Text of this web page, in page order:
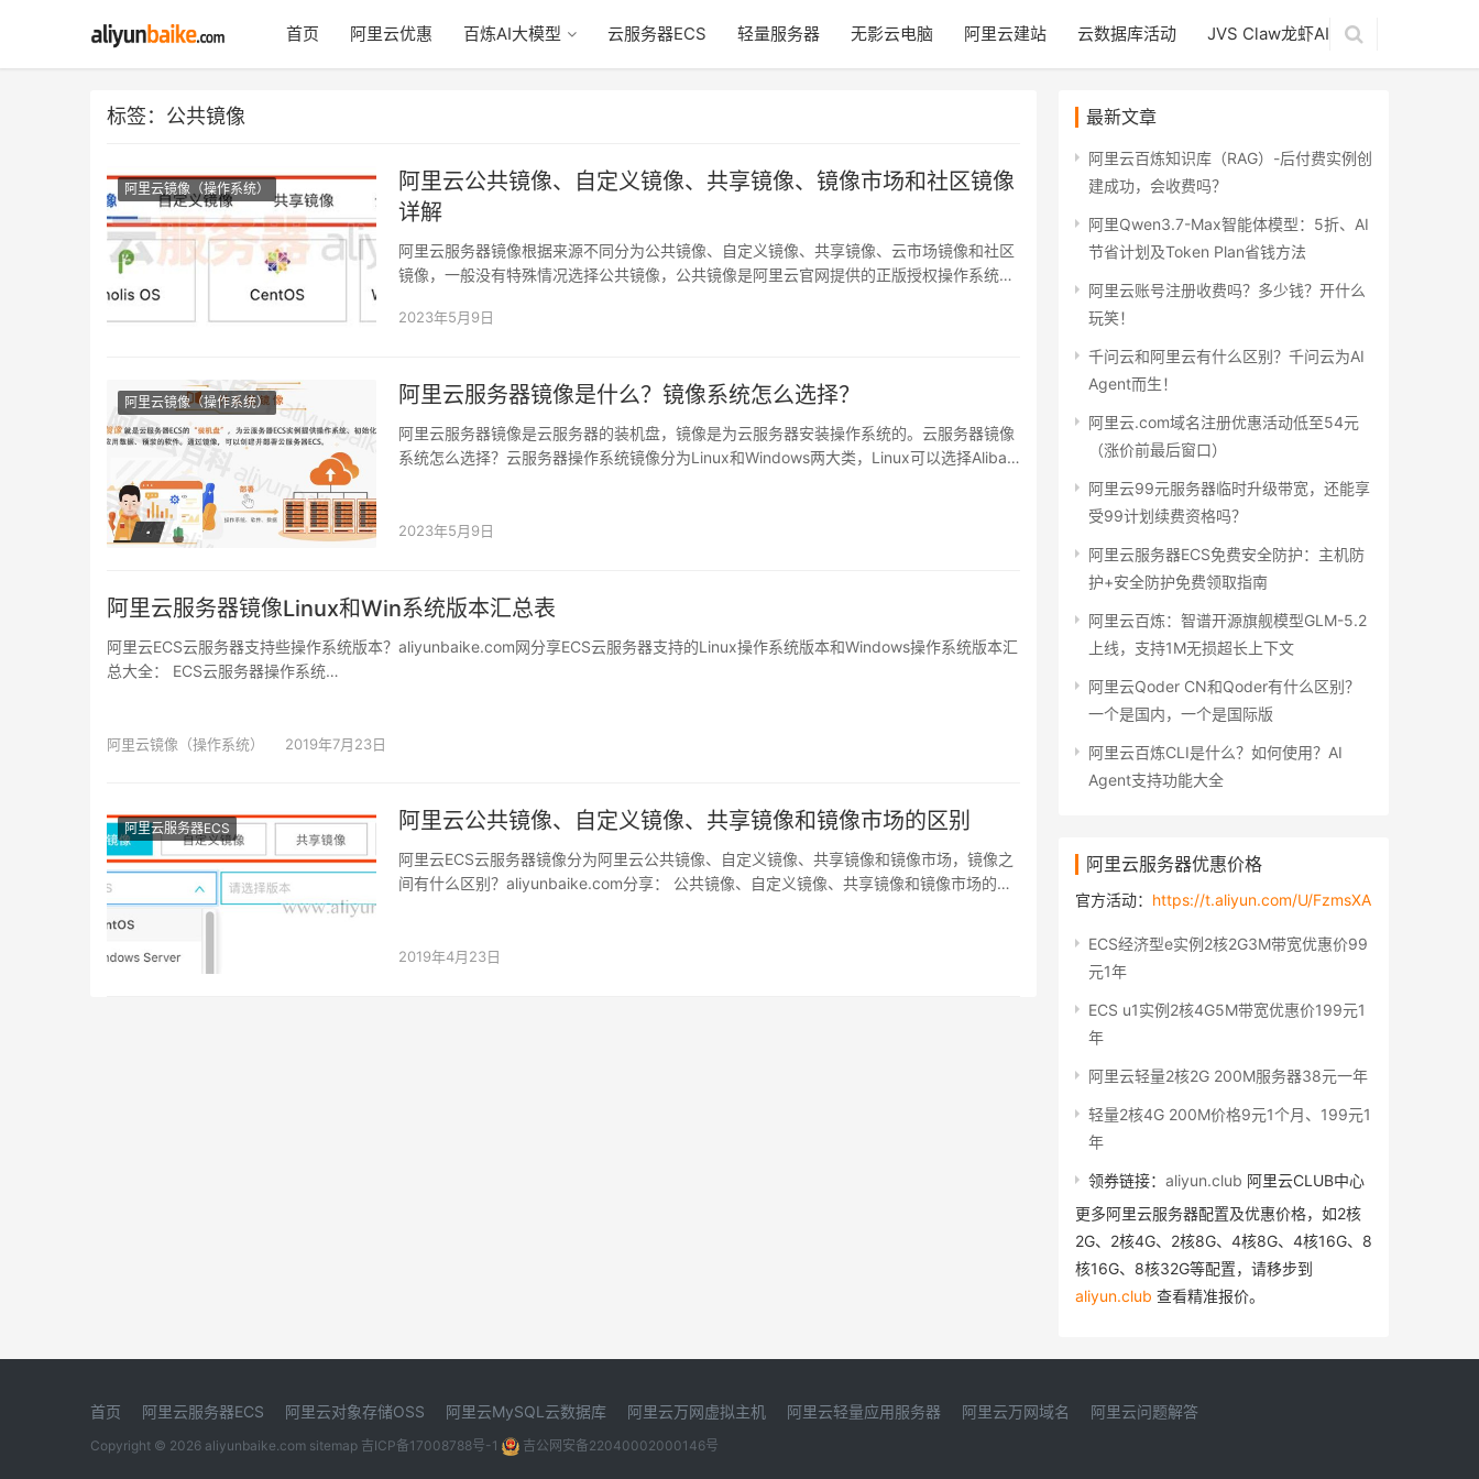
首页 阿里云优惠 百炼AI大模型 云服务器ECS 轻量服务器 无影云电脑 阿里云建站 云数据库活动 JVS Claw龙虾AI
标签：公共镜像
阿里云镜像（操作系统）
阿里云公共镜像、自定义镜像、共享镜像、镜像市场和社区镜像
详解
阿里云服务器镜像根据来源不同分为公共镜像、自定义镜像、共享镜像、云市场镜像和社区
镜像，一般没有特殊情况选择公共镜像，公共镜像是阿里云官网提供的正版授权操作系统，
2023年5月9日
阿里云镜像（操作系统） 阿里云服务器镜像是什么？镜像系统怎么选择？
阿里云服务器镜像是云服务器的装机盘，镜像是为云服务器安装操作系统的。云服务器镜像
系统怎么选择？云服务器操作系统镜像分为Linux和Windows两大类，Linux可以选择Aliba…
2023年5月9日
阿里云服务器镜像Linux和Win系统版本汇总表
阿里云ECS云服务器支持些操作系统版本？aliyunbaike.com网分享ECS云服务器支持的Linux操作系统版本和Windows操作系统版本汇
总大全： ECS云服务器操作系统…
阿里云镜像（操作系统） 2019年7月23日
阿里云服务器ECS 阿里云公共镜像、自定义镜像、共享镜像和镜像市场的区别
阿里云ECS云服务器镜像分为阿里云公共镜像、自定义镜像、共享镜像和镜像市场，镜像之
间有什么区别？aliyunbaike.com分享： 公共镜像、自定义镜像、共享镜像和镜像市场的区
2019年4月23日
最新文章
阿里云百炼知识库（RAG）-后付费实例创
建成功，会收费吗？
阿里Qwen3.7-Max智能体模型：5折、AI
节省计划及Token Plan省钱方法
阿里云账号注册收费吗？多少钱？开什么
玩笑！
千问云和阿里云有什么区别？千问云为AI
Agent而生！
阿里云.com域名注册优惠活动低至54元
（涨价前最后窗口）
阿里云99元服务器临时升级带宽，还能享
受99计划续费资格吗？
阿里云服务器ECS免费安全防护：主机防
护+安全防护免费领取指南
阿里云百炼：智谱开源旗舰模型GLM-5.2
上线，支持1M无损超长上下文
阿里云Qoder CN和Qoder有什么区别？
一个是国内，一个是国际版
阿里云百炼CLI是什么？如何使用？AI
Agent支持功能大全
阿里云服务器优惠价格
官方活动： https://t.aliyun.com/U/FzmsXA
ECS经济型e实例2核2G3M带宽优惠价99
元1年
ECS u1实例2核4G5M带宽优惠价199元1
年
阿里云轻量2核2G 200M服务器38元一年
轻量2核4G 200M价格9元1个月、199元1
年
领券链接： aliyun.club 阿里云CLUB中心
更多阿里云服务器配置及优惠价格，如2核
2G、2核4G、2核8G、4核8G、4核16G、8
核16G、8核32G等配置，请移步到
aliyun.club 查看精准报价。
首页 阿里云服务器ECS 阿里云对象存储OSS 阿里云MySQL云数据库 阿里云万网虚拟主机 阿里云轻量应用服务器 阿里云万网域名 阿里云问题解答
Copyright © 2026 aliyunbaike.com sitemap 吉ICP备17008788号-1 吉公网安备22040002000146号